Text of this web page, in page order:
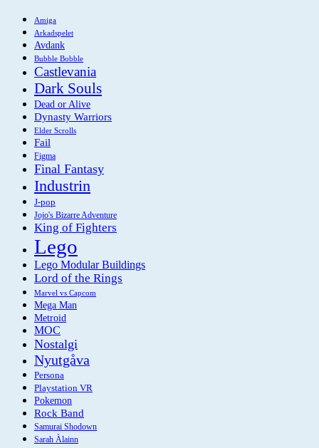
Amiga
Arkadspelet
Avdank
Bubble Bobble
Castlevania
Dark Souls
Dead or Alive
Dynasty Warriors
Elder Scrolls
Fail
Figma
Final Fantasy
Industrin
J-pop
Jojo's Bizarre Adventure
King of Fighters
Lego
Lego Modular Buildings
Lord of the Rings
Marvel vs Capcom
Mega Man
Metroid
MOC
Nostalgi
Nyutgåva
Persona
Playstation VR
Pokemon
Rock Band
Samurai Shodown
Sarah Àlainn